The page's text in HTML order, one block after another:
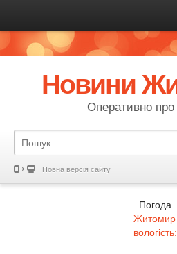
Новини
Оперативно про
Повна версія сайту
Погода
Житомир
вологість: